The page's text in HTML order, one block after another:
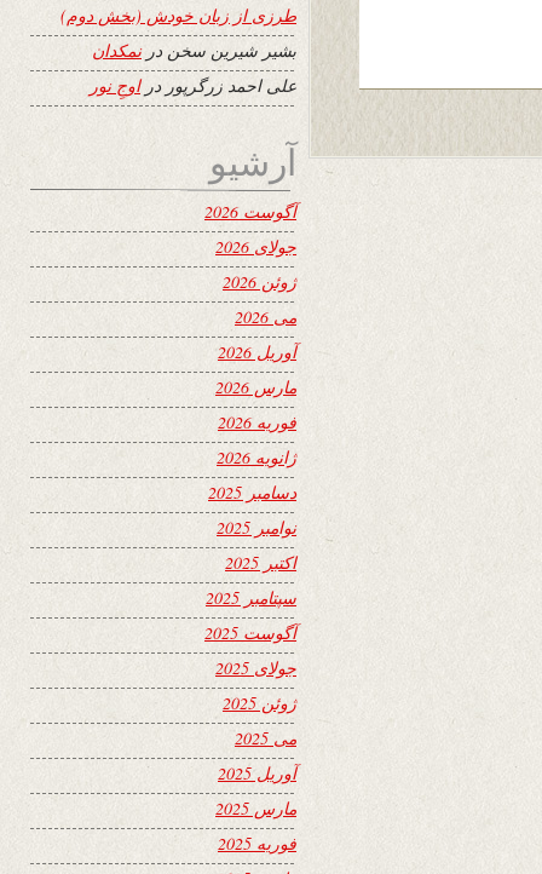
طرزی از زبان خودش (بخش دوم)
بشیر شیرین سخن درنمکدان
علی احمد زرگرپور دراوجِ نور
آرشیو
آگوست 2026
جولای 2026
ژوئن 2026
می 2026
آوریل 2026
مارس 2026
فوریه 2026
ژانویه 2026
دسامبر 2025
نوامبر 2025
اکتبر 2025
سپتامبر 2025
آگوست 2025
جولای 2025
ژوئن 2025
می 2025
آوریل 2025
مارس 2025
فوریه 2025